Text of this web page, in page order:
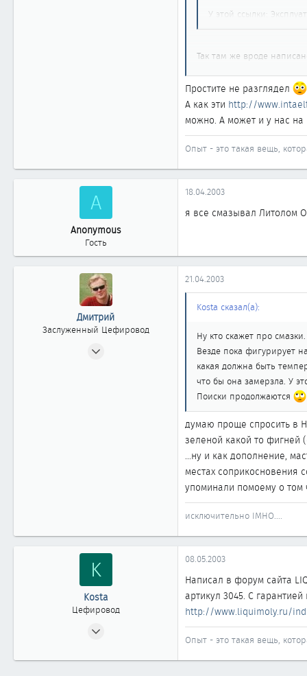
У этой ссылки:
Так там же вроде
Простите не разглядел
А как эти http://
можно. А может и у нас на
Опыт - это такая вещь,
A
Anonymous
Гость
18.04.2003
я все смазывал Литолом
Дмитрий
Заслуженный Цефировод
21.04.2003
Kosta сказал(а):
Ну кто скажет про
Везде пока фигурирует
какая должна быть
что бы она замерзла. У
Поиски продолжаются
думаю проще спросить в
зеленой какой то
...ну и как дополнение,
местах соприкосновения
упоминали помоему о том
исключительно IMHO....
K
Kosta
Цефировод
0
08.05.2003
Написал в форум сайта
артикул 3045. С
http://www.liquimoly.ru/
Опыт - это такая вещь,